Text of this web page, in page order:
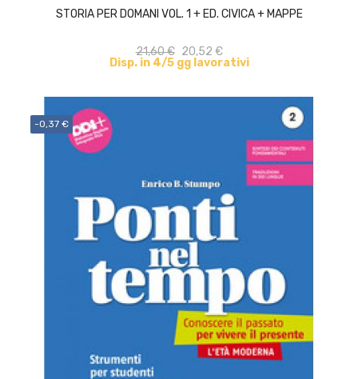
STORIA PER DOMANI VOL. 1 + ED. CIVICA + MAPPE
21,60 € 20,52 €
Disp. in 4/5 gg lavorativi
-0,37 €